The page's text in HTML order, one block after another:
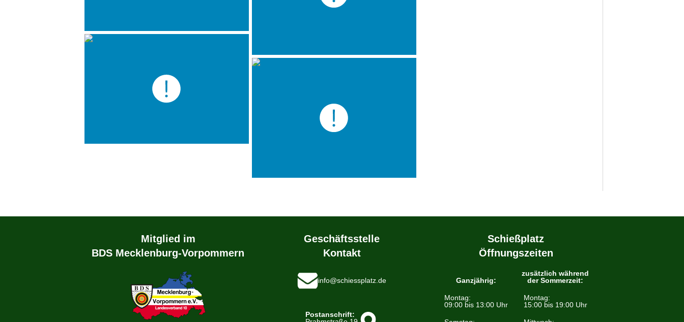
Mitglied im
BDS Mecklenburg-Vorpommern
Geschäftsstelle
Kontakt
info@schiessplatz.de
Postanschrift:
Schießplatz
Öffnungszeiten
Ganzjährig:
Montag:
09:00 bis 13:00 Uhr
zusätzlich während
der Sommerzeit:
Montag:
15:00 bis 19:00 Uhr